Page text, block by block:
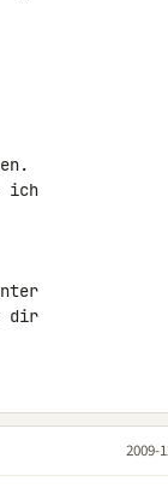
ich
dir
2009-